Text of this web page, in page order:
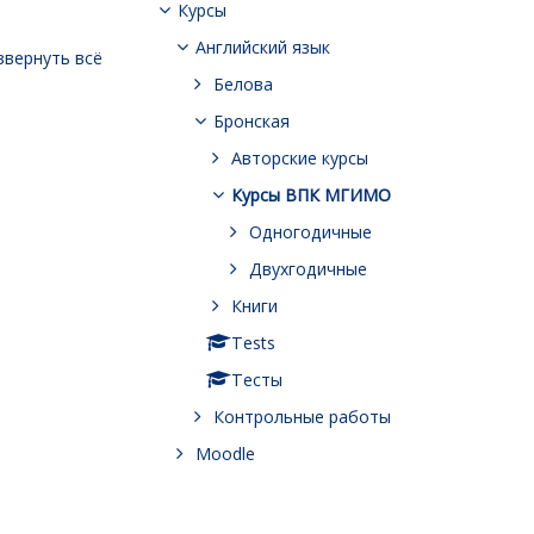
всё
Курсы
Английский язык
Белова
Бронская
Авторские курсы
Курсы ВПК МГИМО
Одногодичные
Двухгодичные
Книги
Tests
Тесты
Контрольные работы
Moodle